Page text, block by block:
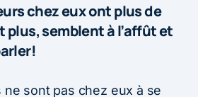
chez eux ont plus de
plus, semblent à l’affût et
ne sont pas chez eux à se